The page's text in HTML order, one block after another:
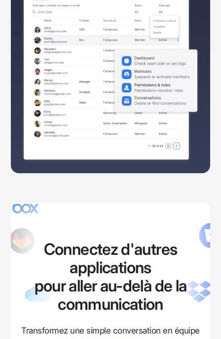
Connectez d'autres
applications
pour aller au-delà de la
communication
Transformez une simple conversation en équipe